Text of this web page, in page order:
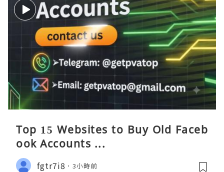
Top 15 Websites to Buy Old Faceb
ook Accounts ...
fgtr7i8 3小時前